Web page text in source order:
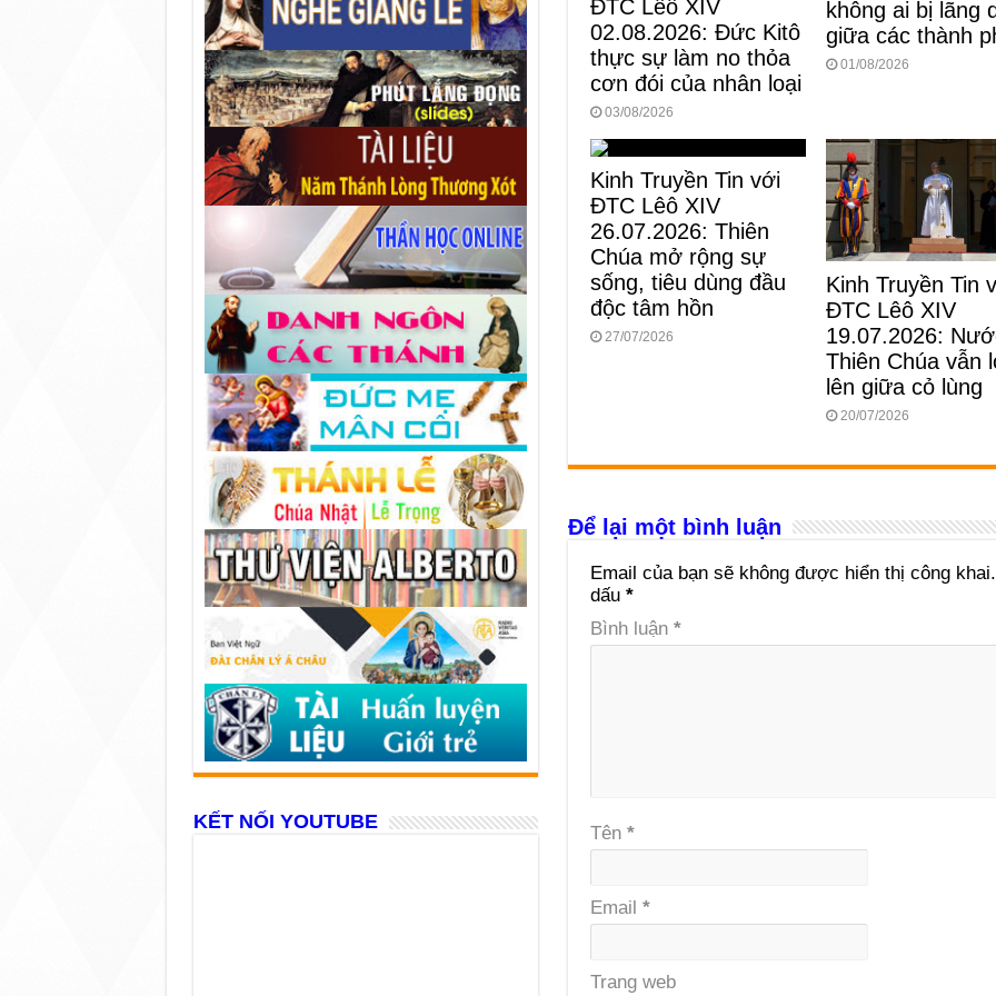
ĐTC Lêô XIV
02.08.2026: Đức Kitô
thực sự làm no thỏa
cơn đói của nhân loại
03/08/2026
không ai bị lãng
giữa các thành
01/08/2026
Kinh Truyền Tin với
ĐTC Lêô XIV
26.07.2026: Thiên
Chúa mở rộng sự
sống, tiêu dùng đầu
độc tâm hồn
27/07/2026
Kinh Truyền Tin
ĐTC Lêô XIV
19.07.2026:
Thiên Chúa vẫn
lên giữa cỏ lùng
20/07/2026
Để lại một bình luận
Email của bạn sẽ không được hiển thị công khai.
dấu *
Bình luận *
Tên *
Email *
Trang web
KẾT NỐI YOUTUBE